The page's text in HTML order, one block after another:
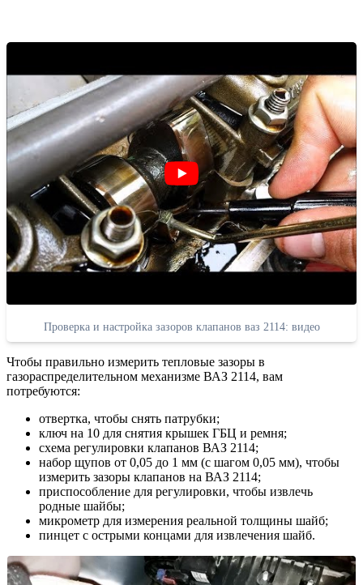
Проверка и настройка зазоров клапанов ваз 2114: видео
Чтобы правильно измерить тепловые зазоры в
газораспределительном механизме ВАЗ 2114, вам
потребуются:
отвертка, чтобы снять патрубки;
ключ на 10 для снятия крышек ГБЦ и ремня;
схема регулировки клапанов ВАЗ 2114;
набор щупов от 0,05 до 1 мм (с шагом 0,05 мм), чтобы
измерить зазоры клапанов на ВАЗ 2114;
приспособление для регулировки, чтобы извлечь
родные шайбы;
микрометр для измерения реальной толщины шайб;
пинцет с острыми концами для извлечения шайб.